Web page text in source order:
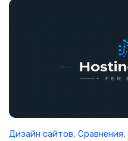
Дизайн сайтов, Сравнения,